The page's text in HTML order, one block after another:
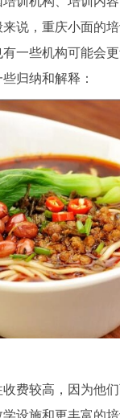
说，重庆小面的
有一些机构可能会
归纳和解释：
费较高，因为他
设施和更丰富的培